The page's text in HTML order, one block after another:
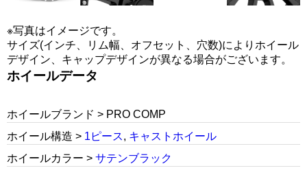
※写真はイメージです。
サイズ(インチ、リム幅、オフセット、穴数)によりホイール
デザイン、キャップデザインが異なる場合がございます。
ホイールデータ
ホイールブランド > PRO COMP
ホイール構造 > 1ピース, キャストホイール
ホイールカラー > サテンブラック